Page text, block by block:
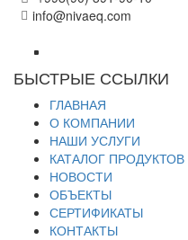
info@nivaeq.com
БЫСТРЫЕ ССЫЛКИ
ГЛАВНАЯ
О КОМПАНИИ
НАШИ УСЛУГИ
КАТАЛОГ ПРОДУКТОВ
НОВОСТИ
ОБЪЕКТЫ
СЕРТИФИКАТЫ
КОНТАКТЫ